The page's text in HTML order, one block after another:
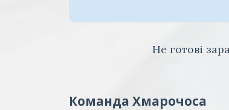
Не готові
Команда Хмарочоса